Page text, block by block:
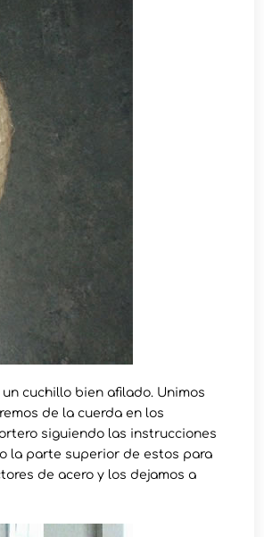
cuchillo bien afilado. Unimos
de la cuerda en los
siguiendo las instrucciones
la parte superior de estos para
de acero y los dejamos a